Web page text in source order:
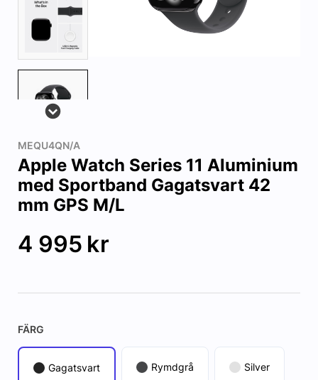
MEQU4QN/A
Apple Watch Series 11 Aluminium
med Sportband Gagatsvart 42
mm GPS M/L
4 995 kr
FÄRG
Gagatsvart Rymdgrå Silver